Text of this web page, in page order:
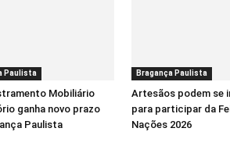
Paulista
Mobiliário
ganha novo prazo
Paulista
Bragança Paulista
Artesãos podem se
para participar da
Nações 2026